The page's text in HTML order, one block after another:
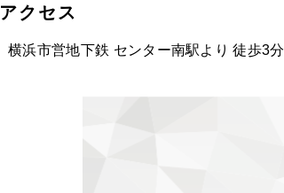
アクセス
横浜市営地下鉄 センター南駅より 徒歩3分